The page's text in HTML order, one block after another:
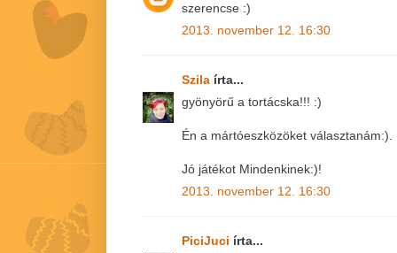
szerencse :)
2013. november 12. 16:30
Szila írta...
gyönyörű a tortácska!!! :)
Én a mártóeszközöket választanám:).
Jó játékot Mindenkinek:)!
2013. november 12. 16:30
PiciJuci írta...